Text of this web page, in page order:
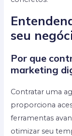
seu
Por que
marketing
Contratar uma
proporciona
ferramentas
otimizar seu